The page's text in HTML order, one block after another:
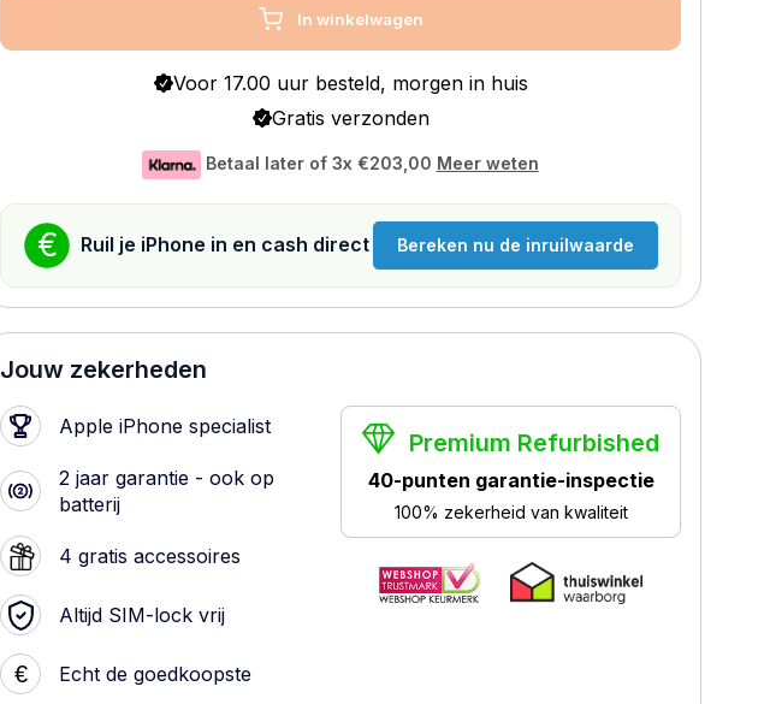
In winkelwagen
Voor 17.00 uur besteld, morgen in huis
Gratis verzonden
Betaal later of 3x €203,00 Meer weten
€ Ruil je iPhone in en cash direct Bereken nu de inruilwaarde
Jouw zekerheden
Apple iPhone specialist
2 jaar garantie - ook op
batterij
4 gratis accessoires
Altijd SIM-lock vrij
€ Echt de goedkoopste
Premium Refurbished
40-punten garantie-inspectie
100% zekerheid van kwaliteit